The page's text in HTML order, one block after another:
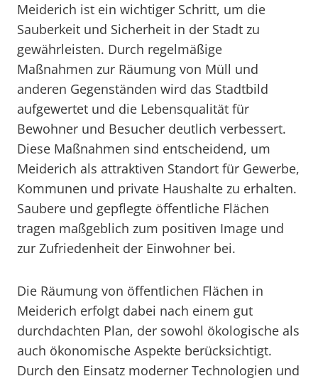
Meiderich ist ein wichtiger Schritt, um die
Sauberkeit und Sicherheit in der Stadt zu
gewährleisten. Durch regelmäßige
Maßnahmen zur Räumung von Müll und
anderen Gegenständen wird das Stadtbild
aufgewertet und die Lebensqualität für
Bewohner und Besucher deutlich verbessert.
Diese Maßnahmen sind entscheidend, um
Meiderich als attraktiven Standort für Gewerbe,
Kommunen und private Haushalte zu erhalten.
Saubere und gepflegte öffentliche Flächen
tragen maßgeblich zum positiven Image und
zur Zufriedenheit der Einwohner bei.
Die Räumung von öffentlichen Flächen in
Meiderich erfolgt dabei nach einem gut
durchdachten Plan, der sowohl ökologische als
auch ökonomische Aspekte berücksichtigt.
Durch den Einsatz moderner Technologien und